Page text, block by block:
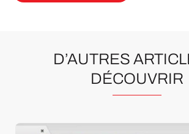
D’AUTRES
DÉCOUVRIR